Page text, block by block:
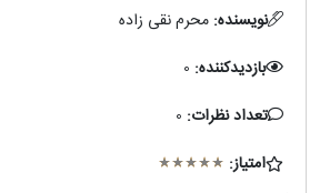
نویسنده: محرم نقی زاده
بازدیدکننده: 0
تعداد نظرات: 0
امتیاز: